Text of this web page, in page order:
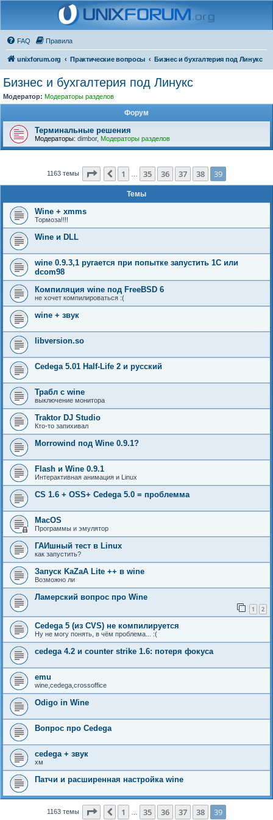
FAQ Правила
unixforum.org Практические вопросы Бизнес и бухгалтерия под Линукс
Бизнес и бухгалтерия под Линукс
Модератор: Модераторы разделов
Форум
Терминальные решения
Модераторы: dimbor, Модераторы разделов
1163 темы Страница 39из 39
Пред.
1 35 36 37 38 39
Темы
Wine + xmms
Тормоза!!!!
Wine и DLL
wine 0.9.3,1 ругается при попытке запустить 1С или
dcom98
Компиляция wine под FreeBSD 6
не хочет компилироваться :(
wine + звук
libversion.so
Cedega 5.01 Half-Life 2 и русский
Трабл с wine
выключение монитора
Traktor DJ Studio
Кто-то запихивал
Morrowind под Wine 0.9.1?
Flash и Wine 0.9.1
Интерактивная анимация и Linux
CS 1.6 + OSS+ Cedega 5.0 = проблемма
MacOS
Программы и эмулятор
ГАИшный тест в Linux
как запустить?
Запуск KaZaA Lite ++ в wine
Возможно ли
Ламерский вопрос про Wine
1 2
Cedega 5 (из CVS) не компилируется
Ну не могу понять, в чём проблема... :(
cedega 4.2 и counter strike 1.6: потеря фокуса
emu
wine,cedega,crossoffice
Odigo in Wine
Вопрос про Cedega
cedega + звук
хм
Патчи и расширенная настройка wine
1163 темы Страница 39из 39
Пред.
1 35 36 37 38 39